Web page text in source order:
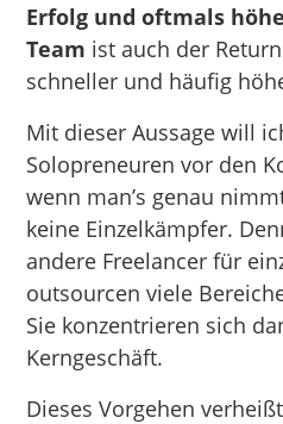
Erfolg und oftmals
Team ist auch der
schneller und häufig
Mit dieser Aussage will
Solopreneuren vor den
wenn man’s genau
keine Einzelkämpfer.
andere Freelancer für
outsourcen viele
Sie konzentrieren sich
Kerngeschäft.
Dieses Vorgehen